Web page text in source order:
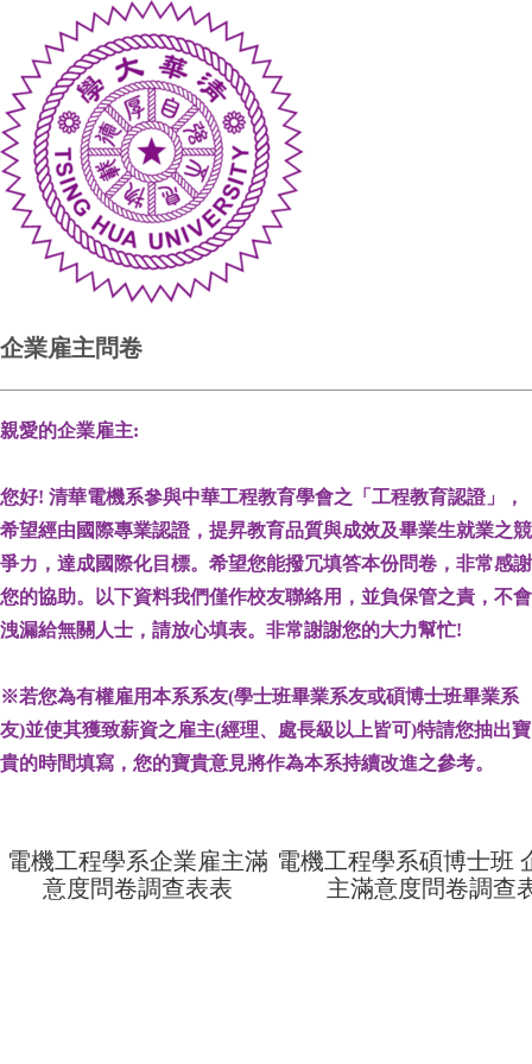
企業雇主問卷
親愛的企業雇主:
您好! 清華電機系參與中華工程教育學會之「工程教育認證」，
希望經由國際專業認證，提昇教育品質與成效及畢業生就業之競
爭力，達成國際化目標。希望您能撥冗填答本份問卷，非常感謝
您的協助。以下資料我們僅作校友聯絡用，並負保管之責，不會
洩漏給無關人士，請放心填表。 非常謝謝您的大力幫忙!
※若您為有權雇用本系系友(學士班畢業系友或碩博士班畢業系
友)並使其獲致薪資之雇主(經理、處長級以上皆可)特請您抽出寶
貴的時間填寫，您的寶貴意見將作為本系持續改進之參考。
電機工程學系企業雇主滿
意度問卷調查表表
電機工程學系碩博士班
主滿意度問卷調查